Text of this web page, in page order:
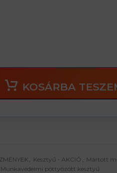
KOSÁRBA
, Kesztyű - AKCIÓ , Mártott
Munkavédelmi pöttyözött kesztyű